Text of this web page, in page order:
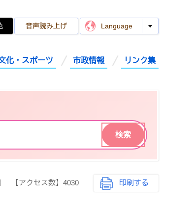
音声読み上げ Language
化・スポーツ 市政情報 リンク集
【アクセス数】 4030 印刷する